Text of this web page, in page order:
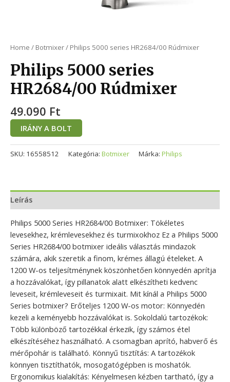
Home / Botmixer/ Philips 5000 series HR2684/00 Rúdmixer
Philips 5000 series
HR2684/00 Rúdmixer
49.090 Ft
IRÁNY A BOLT
SKU: 16558512 Kategória: Botmixer Márka: Philips
Leírás
Philips 5000 Series HR2684/00 Botmixer: Tökéletes
levesekhez, krémlevesekhez és turmixokhoz Ez a Philips 5000
Series HR2684/00 botmixer ideális választás mindazok
számára, akik szeretik a finom, krémes állagú ételeket. A
1200 W-os teljesítménynek köszönhetően könnyedén aprítja
a hozzávalókat, így pillanatok alatt elkészítheti kedvenc
leveseit, krémleveseit és turmixait. Mit kínál a Philips 5000
Series botmixer? Erőteljes 1200 W-os motor: Könnyedén
kezeli a keményebb hozzávalókat is. Sokoldalú tartozékok:
Több különböző tartozékkal érkezik, így számos étel
elkészítéséhez használható. A csomagban aprító, habverő és
mérőpohár is található. Könnyű tisztítás: A tartozékok
könnyen tisztíthatók, mosogatógépben is moshatók.
Ergonomikus kialakítás: Kényelmesen kézben tartható, így a